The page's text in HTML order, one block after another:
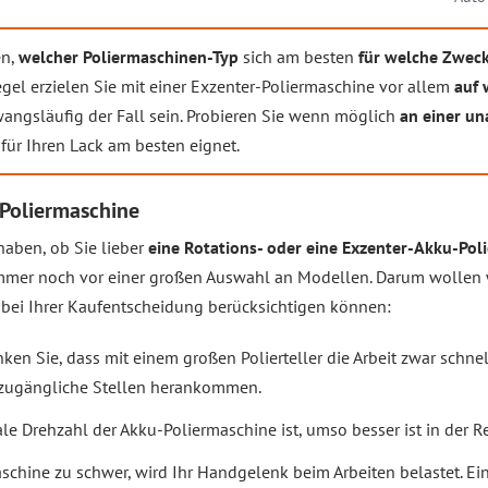
welcher Poliermaschinen-Typ sich am besten für welche
erzielen Sie mit einer Exzenter-Poliermaschine vor allem auf
der Fall sein. Probieren Sie wenn möglich an einer
Ihren Lack am besten eignet.
ob Sie liebereine Rotations- oder eine Exzenter-Akku-
noch vor einer großen Auswahl an Modellen. Darum
Ihrer Kaufentscheidung berücksichtigen können:
Sie, dass mit einem großen Polierteller die Arbeit zwar
Stellen herankommen.
Drehzahl der Akku-Poliermaschine ist, umso besser ist in der
zu schwer, wird Ihr Handgelenk beim Arbeiten belastet.